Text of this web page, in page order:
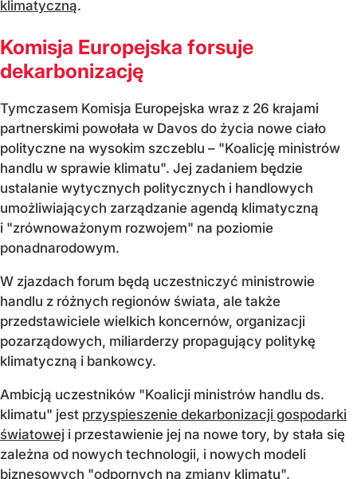
klimatyczną.
Komisja Europejska forsuje
dekarbonizację
Tymczasem Komisja Europejska wraz z 26 krajami
partnerskimi powołała w Davos do życia nowe ciało
polityczne na wysokim szczeblu – "Koalicję ministrów
handlu w sprawie klimatu". Jej zadaniem będzie
ustalanie wytycznych politycznych i handlowych
umożliwiających zarządzanie agendą klimatyczną
i "zrównoważonym rozwojem" na poziomie
ponadnarodowym.
W zjazdach forum będą uczestniczyć ministrowie
handlu z różnych regionów świata, ale także
przedstawiciele wielkich koncernów, organizacji
pozarządowych, miliarderzy propagujący politykę
klimatyczną i bankowcy.
Ambicją uczestników "Koalicji ministrów handlu ds.
klimatu" jest przyspieszenie dekarbonizacji gospodarki
światowej i przestawienie jej na nowe tory, by stała się
zależna od nowych technologii, i nowych modeli
biznesowych "odpornych na zmiany klimatu".